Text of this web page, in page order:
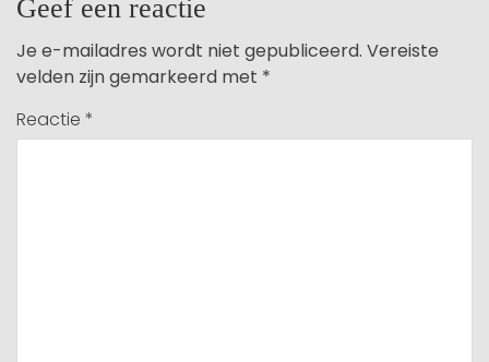
Geef een reactie
Je e-mailadres wordt niet gepubliceerd. Vereiste
velden zijn gemarkeerd met *
Reactie *